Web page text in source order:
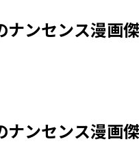
ナンセンス漫画
ナンセンス漫画